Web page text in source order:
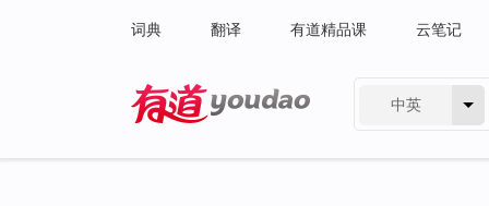
词典 翻译 有道精品课 云笔记
中英